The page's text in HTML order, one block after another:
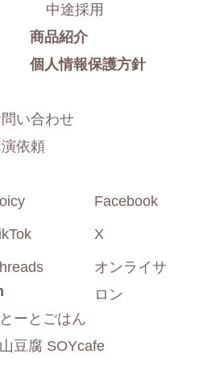
中途採用
商品紹介
個人情報保護方針
い合わせ
依頼
Facebook
X
オンライサ
ロン
ーとごはん
豆腐 SOYcafe